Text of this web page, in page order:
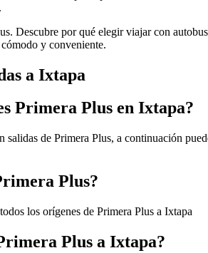
Descubre por qué elegir viajar con
y conveniente.
a Ixtapa
Primera Plus en Ixtapa?
salidas de Primera Plus, a continuación
Plus?
los orígenes de Primera Plus a Ixtapa
Plus a Ixtapa?